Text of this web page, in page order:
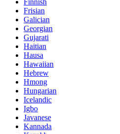
Finnish
Frisian
Galician
Georgian
Gujarati
Haitian
Hausa
Hawaiian
Hebrew
Hmong
Hungarian
Icelandic
Igbo
Javanese
Kannada